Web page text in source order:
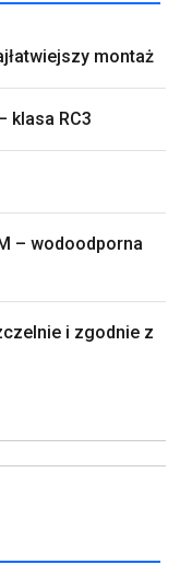
montaż
klasa RC3
– wodoodporna
i zgodnie z